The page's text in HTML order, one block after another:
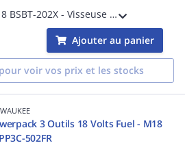
M18 BSBT-202X - Visseuse à cosse auto cassante 18V, 2Ah - HD Box,2 batteries Redlithium 18V 2Ah, 1 chargeur M12-18FC
Ajouter au panier
voir vos prix et les stocks
3 Outils 18 Volts Fuel - M18
502FR